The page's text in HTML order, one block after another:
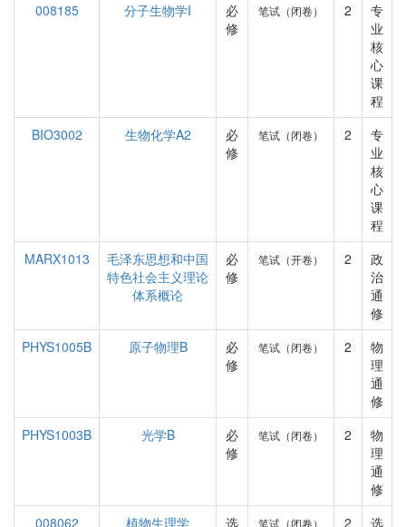
008185
分子生物学I
必
修
笔试（闭卷） 2
专
业
核
心
课
程
BIO3002
生物化学A2
必
修
笔试（闭卷） 2
专
业
核
心
课
程
MARX1013
毛泽东思想和中国
特色社会主义理论
体系概论
必
修
笔试（开卷） 2
政
治
通
修
PHYS1005B
原子物理B
必
修
笔试（闭卷） 2
物
理
通
修
PHYS1003B
光学B
必
修
笔试（闭卷） 2
物
理
通
修
008062
植物生理学 选 笔试（闭卷） 2 选